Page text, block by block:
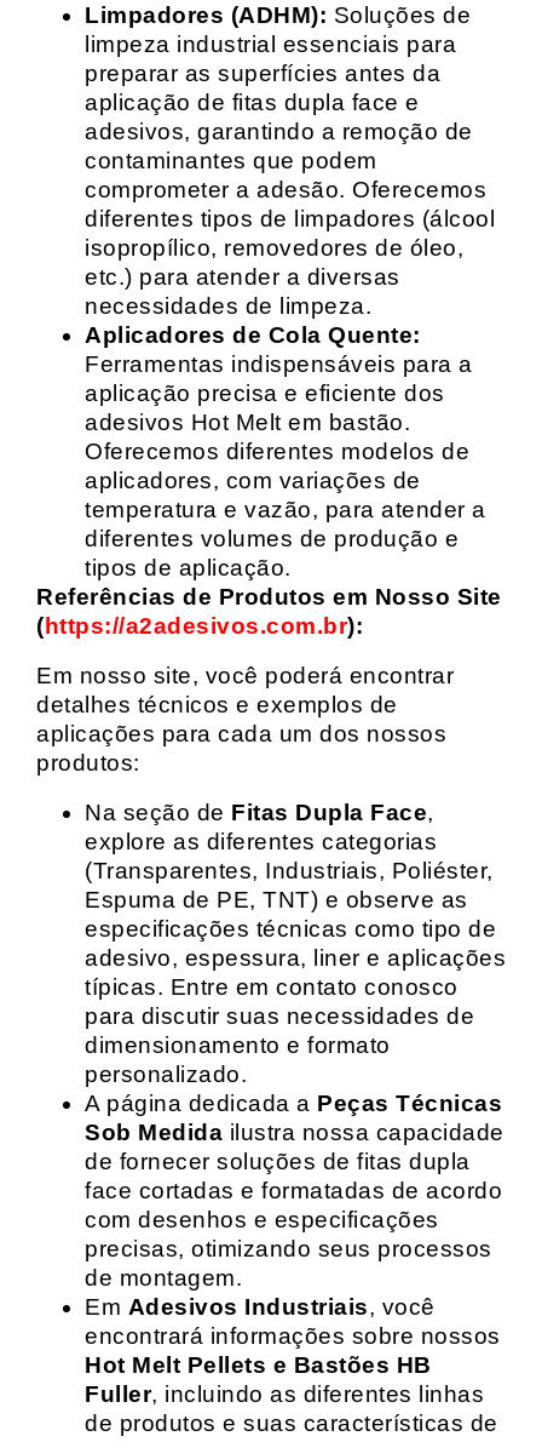
Limpadores (ADHM): Soluções de
limpeza industrial essenciais para
preparar as superfícies antes da
aplicação de fitas dupla face e
adesivos, garantindo a remoção de
contaminantes que podem
comprometer a adesão. Oferecemos
diferentes tipos de limpadores (álcool
isopropílico, removedores de óleo,
etc.) para atender a diversas
necessidades de limpeza.
Aplicadores de Cola Quente:
Ferramentas indispensáveis para a
aplicação precisa e eficiente dos
adesivos Hot Melt em bastão.
Oferecemos diferentes modelos de
aplicadores, com variações de
temperatura e vazão, para atender a
diferentes volumes de produção e
tipos de aplicação.
Referências de Produtos em Nosso Site
(https://a2adesivos.com.br):
Em nosso site, você poderá encontrar
detalhes técnicos e exemplos de
aplicações para cada um dos nossos
produtos:
Na seção de Fitas Dupla Face,
explore as diferentes categorias
(Transparentes, Industriais, Poliéster,
Espuma de PE, TNT) e observe as
especificações técnicas como tipo de
adesivo, espessura, liner e aplicações
típicas. Entre em contato conosco
para discutir suas necessidades de
dimensionamento e formato
personalizado.
A página dedicada a Peças Técnicas
Sob Medida ilustra nossa capacidade
de fornecer soluções de fitas dupla
face cortadas e formatadas de acordo
com desenhos e especificações
precisas, otimizando seus processos
de montagem.
Em Adesivos Industriais, você
encontrará informações sobre nossos
Hot Melt Pellets e Bastões HB
Fuller, incluindo as diferentes linhas
de produtos e suas características de